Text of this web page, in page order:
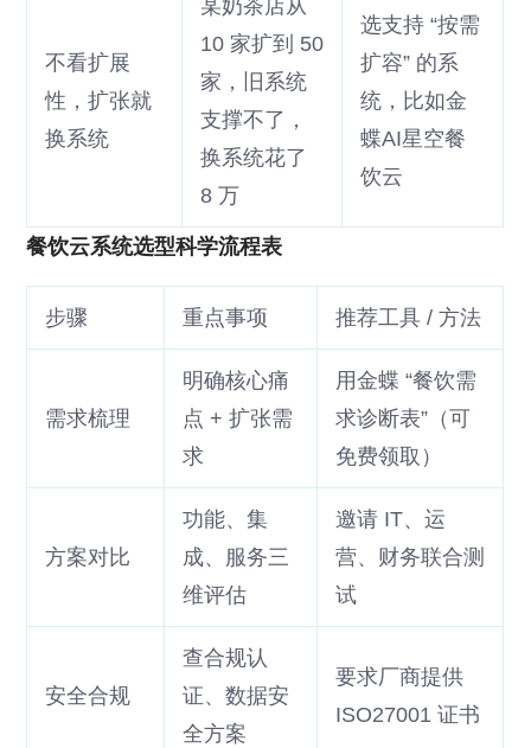
不看扩展
性，扩张就
换系统
某奶茶店从
10 家扩到 50
家，旧系统
支撑不了，
换系统花了
8 万
选支持 “按需
扩容” 的系
统，比如金
蝶AI星空餐
饮云
餐饮云系统选型科学流程表
步骤 重点事项 推荐工具 / 方法
需求梳理
明确核心痛
点 + 扩张需
求
用金蝶 “餐饮需
求诊断表”（可
免费领取）
方案对比
功能、集
成、服务三
维评估
邀请 IT、运
营、财务联合测
试
安全合规
查合规认
证、数据安
全方案
要求厂商提供
ISO27001 证书